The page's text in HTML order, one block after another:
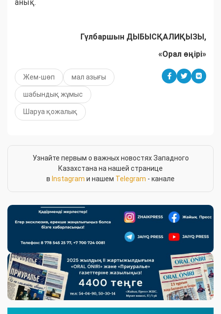
анық.
Гүлбаршын ДЫБЫСҚАЛИҚЫЗЫ,
«Орал өңірі»
Жем-шөп мал азығы
шабындық жұмыс
Шаруа қожалық
Узнайте первым о важных новостях Западного
Казахстана на нашей странице
в Instagram и нашем Telegram - канале